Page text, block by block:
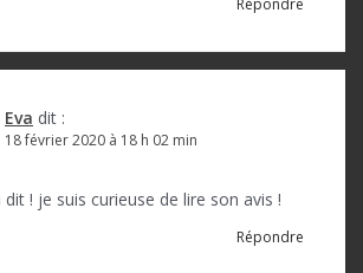
Eva dit :
18 février 2020 à 18 h 02 min
dit ! je suis curieuse de lire son avis !
Répondre